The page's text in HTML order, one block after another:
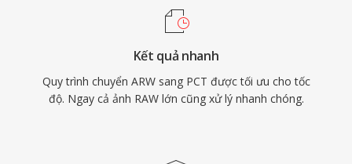
Kết quả nhanh
Quy trình chuyển ARW sang PCT được tối ưu cho tốc
độ. Ngay cả ảnh RAW lớn cũng xử lý nhanh chóng.